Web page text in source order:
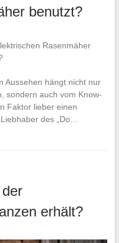
benutzt?
Aussehen hängt nicht nur
sondern auch vom Know-
Faktor lieber einen
des „Do…
erhält?